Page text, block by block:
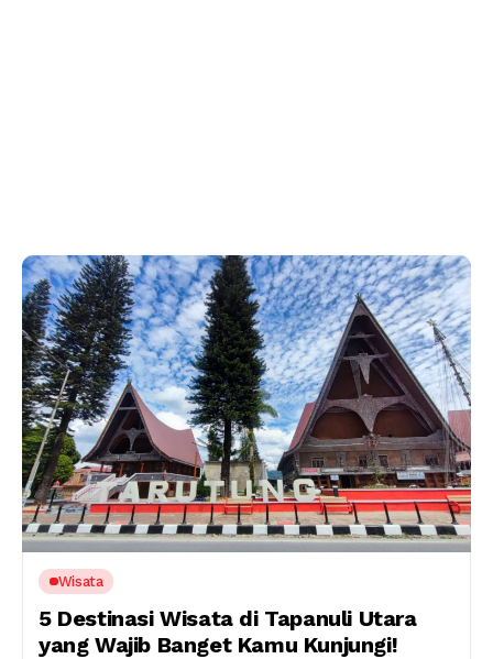
Wisata
5 Destinasi Wisata di Tapanuli Utara
yang Wajib Banget Kamu Kunjungi!